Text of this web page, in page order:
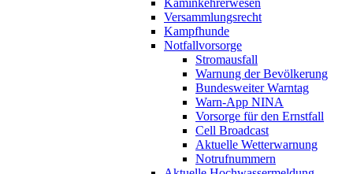
Kaminkehrerwesen
Versammlungsrecht
Kampfhunde
Notfallvorsorge
Stromausfall
Warnung der Bevölkerung
Bundesweiter Warntag
Warn-App NINA
Vorsorge für den Ernstfall
Cell Broadcast
Aktuelle Wetterwarnung
Notrufnummern